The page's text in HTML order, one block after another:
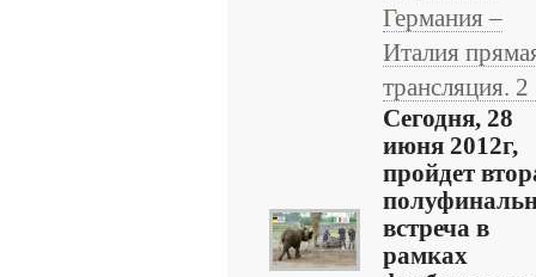
Германия –
Италия
трансляция. 2
Сегодня, 28
июня 2012г,
пройдет
встреча в
рамках